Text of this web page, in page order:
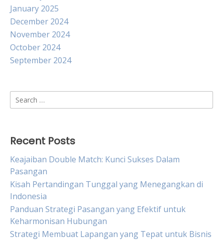
January 2025
December 2024
November 2024
October 2024
September 2024
Search
for:
Recent Posts
Keajaiban Double Match: Kunci Sukses Dalam
Pasangan
Kisah Pertandingan Tunggal yang Menegangkan di
Indonesia
Panduan Strategi Pasangan yang Efektif untuk
Keharmonisan Hubungan
Strategi Membuat Lapangan yang Tepat untuk Bisnis